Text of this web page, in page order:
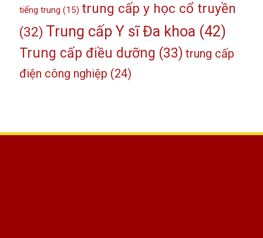
tiếng trung (15) trung cấp y học cổ truyền
(32) Trung cấp Y sĩ Đa khoa (42)
Trung cấp điều dưỡng (33) trung cấp
điện công nghiệp (24)